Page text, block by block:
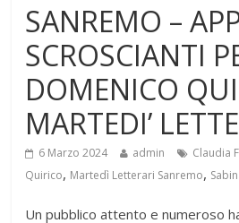
SANREMO –
SCROSCIANTI
DOMENICO
MARTEDI’
6 Marzo 2024 admin Claudia
Quirico, Martedì Letterari Sanremo,
Un pubblico attento e numeroso